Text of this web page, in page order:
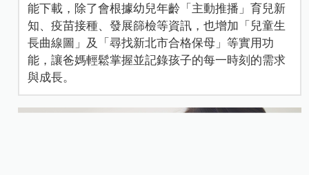
能下載，除了會根據幼兒年齡「主動推播」育兒新
知、疫苗接種、發展篩檢等資訊，也增加「兒童生
長曲線圖」及「尋找新北市合格保母」等實用功
能，讓爸媽輕鬆掌握並記錄孩子的每一時刻的需求
與成長。